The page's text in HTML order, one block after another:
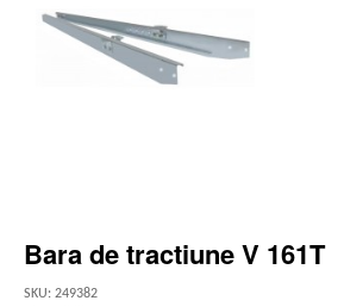
Bara de tractiune V 161T
SKU: 249382